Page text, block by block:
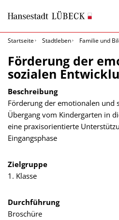
Startseite
Stadtleben Familie und
Förderung der
sozialen
Beschreibung
Förderung der emotionalen und
Übergang vom Kindergarten in
eine praxisorientierte
Eingangsphase
Zielgruppe
1. Klasse
Durchführung
Broschüre